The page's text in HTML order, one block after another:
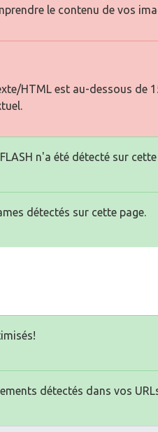
le contenu de vos
HTML est au-dessous de
n'a été détecté sur cette
détectés sur cette page.
détectés dans vos